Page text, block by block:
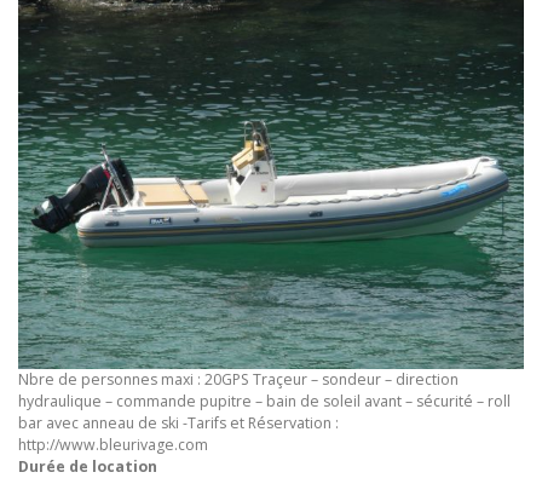
Nbre de personnes maxi : 20GPS Traçeur – sondeur – direction
hydraulique – commande pupitre – bain de soleil avant – sécurité – roll
bar avec anneau de ski -Tarifs et Réservation :
http://www.bleurivage.com
Durée de location